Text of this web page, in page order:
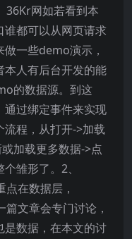
36Kr网如若看到本
谁都可以从网页请求
一些demo演示，
本人有后台开发的能
的数据源。到这
通过绑定事件来实现
程，从打开->加载
加载更多数据->点
雏形了。2、
在数据层，
文章会专门讨论，
是数据，在本文的讨